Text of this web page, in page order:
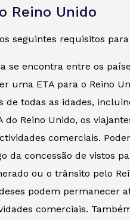
Reino Unido
seguintes requisitos
se encontra entre os
uma ETA para o Reino
de todas as idades,
do Reino Unido, os
comerciais.
concessão de vistos
ou o trânsito pelo
podem permanecer
comerciais.